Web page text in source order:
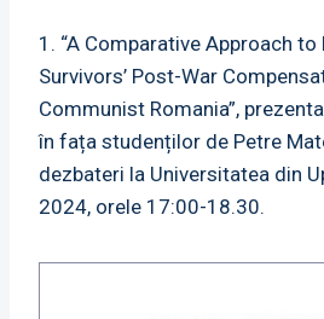
1. “A Comparative Approach
Survivors’ Post-War
Communist Romania”,
în fața studenților de Petre
dezbateri la Universitatea din
2024, orele 17:00-18.30.